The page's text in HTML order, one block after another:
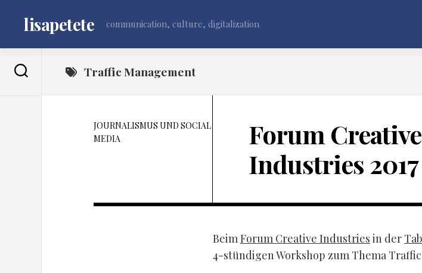
contentlisapetete communication, culture, digitalization
Traffic Management
JOURNALISMUS UND SOCIAL
MEDIA
Forum Creative
Industries 2017
BeimForum Creative Industries in der
4-stündigen Workshop zum Thema